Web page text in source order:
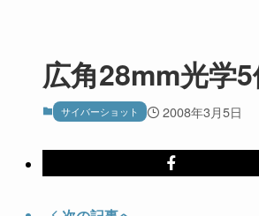
広角28mm光学
サイバーショット 2008年3月5日